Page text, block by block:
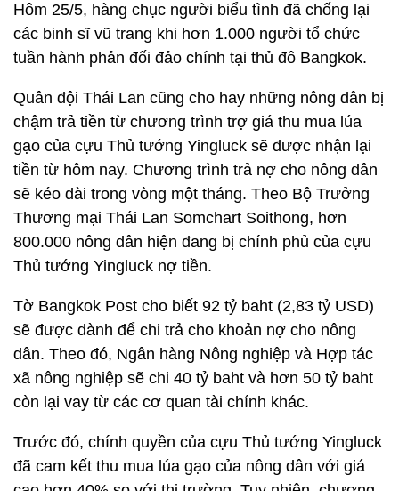
Hôm 25/5, hàng chục người biểu tình đã chống lại
các binh sĩ vũ trang khi hơn 1.000 người tổ chức
tuần hành phản đối đảo chính tại thủ đô Bangkok.
Quân đội Thái Lan cũng cho hay những nông dân bị
chậm trả tiền từ chương trình trợ giá thu mua lúa
gạo của cựu Thủ tướng Yingluck sẽ được nhận lại
tiền từ hôm nay. Chương trình trả nợ cho nông dân
sẽ kéo dài trong vòng một tháng. Theo Bộ Trưởng
Thương mại Thái Lan Somchart Soithong, hơn
800.000 nông dân hiện đang bị chính phủ của cựu
Thủ tướng Yingluck nợ tiền.
Tờ Bangkok Post cho biết 92 tỷ baht (2,83 tỷ USD)
sẽ được dành để chi trả cho khoản nợ cho nông
dân. Theo đó, Ngân hàng Nông nghiệp và Hợp tác
xã nông nghiệp sẽ chi 40 tỷ baht và hơn 50 tỷ baht
còn lại vay từ các cơ quan tài chính khác.
Trước đó, chính quyền của cựu Thủ tướng Yingluck
đã cam kết thu mua lúa gạo của nông dân với giá